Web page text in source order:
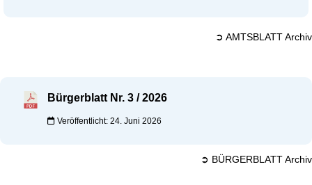
➲ AMTSBLATT Archiv
Bürgerblatt Nr. 3 / 2026
Veröffentlicht: 24. Juni 2026
➲ BÜRGERBLATT Archiv